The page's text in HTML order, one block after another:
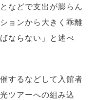
などで支出が膨らん
ョンから大きく乖離
ならない」と述べ
するなどして入館者
ツアーへの組み込